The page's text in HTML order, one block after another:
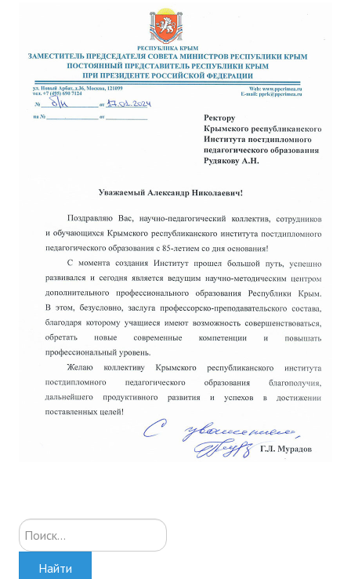
Искать...
Найти